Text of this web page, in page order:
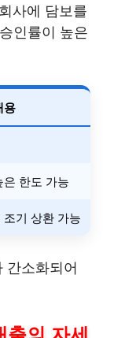
사에 담보를
인률이 높은
용
한도 가능
기 상환 가능
간소화되어